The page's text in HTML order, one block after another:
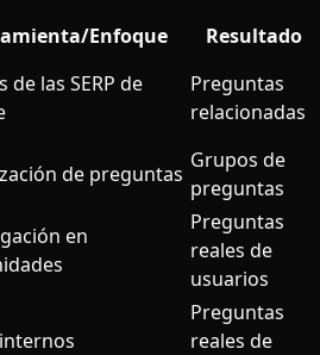
Enfoque
Resultado
de las SERP de
Preguntas
relacionadas
de preguntas
Grupos de
preguntas
en
Preguntas
reales de
usuarios
Preguntas
reales de